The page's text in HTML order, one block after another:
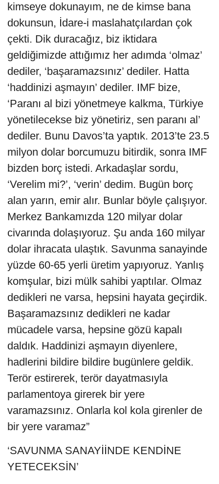
kimseye dokunayım, ne de kimse bana
dokunsun, İdare-i maslahatçılardan çok
çekti. Dik duracağız, biz iktidara
geldiğimizde attığımız her adımda ‘olmaz’
dediler, ‘başaramazsınız’ dediler. Hatta
‘haddinizi aşmayın’ dediler. IMF bize,
‘Paranı al bizi yönetmeye kalkma, Türkiye
yönetilecekse biz yönetiriz, sen paranı al’
dediler. Bunu Davos’ta yaptık. 2013’te 23.5
milyon dolar borcumuzu bitirdik, sonra IMF
bizden borç istedi. Arkadaşlar sordu,
‘Verelim mi?’, ‘verin’ dedim. Bugün borç
alan yarın, emir alır. Bunlar böyle çalışıyor.
Merkez Bankamızda 120 milyar dolar
civarında dolaşıyoruz. Şu anda 160 milyar
dolar ihracata ulaştık. Savunma sanayinde
yüzde 60-65 yerli üretim yapıyoruz. Yanlış
komşular, bizi mülk sahibi yaptılar. Olmaz
dedikleri ne varsa, hepsini hayata geçirdik.
Başaramazsınız dedikleri ne kadar
mücadele varsa, hepsine gözü kapalı
daldık. Haddinizi aşmayın diyenlere,
hadlerini bildire bildire bugünlere geldik.
Terör estirerek, terör dayatmasıyla
parlamentoya girerek bir yere
varamazsınız. Onlarla kol kola girenler de
bir yere varamaz”
‘SAVUNMA SANAYİİNDE KENDİNE
YETECEKSİN’